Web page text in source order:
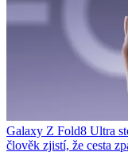
Galaxy Z Fold8 Ultra
člověk zjistí, že cesta